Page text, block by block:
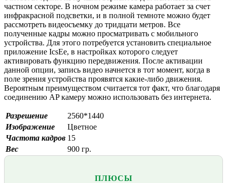
частном секторе. В ночном режиме камера работает за счет
инфракрасной подсветки, и в полной темноте можно будет
рассмотреть видеосъемку до тридцати метров. Все
полученные кадры можно просматривать с мобильного
устройства. Для этого потребуется установить специальное
приложение IcsEe, в настройках которого следует
активировать функцию передвижения. После активации
данной опции, запись видео начнется в тот момент, когда в
поле зрения устройства проявятся какие-либо движения.
Вероятным преимуществом считается тот факт, что благодаря
соединению AP камеру можно использовать без интернета.
Разрешение
2560*1440
Изображение
Цветное
Частота кадров 15
Вес
900 гр.
ПЛЮСЫ